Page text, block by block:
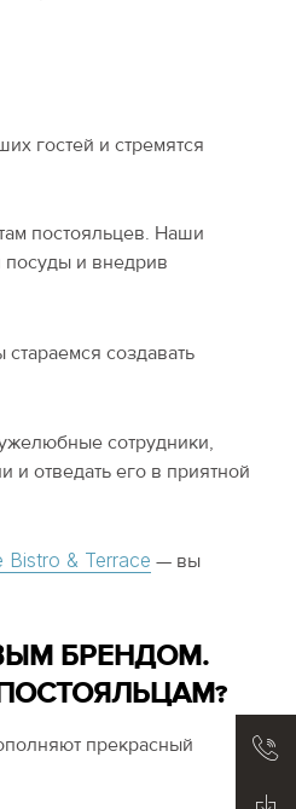
гостей и стремятся
постояльцев. Наши
посуды и внедрив
создавать
сотрудники,
отведать его в приятной
Bistro & Terrace — вы
БРЕНДОМ.
прекрасный